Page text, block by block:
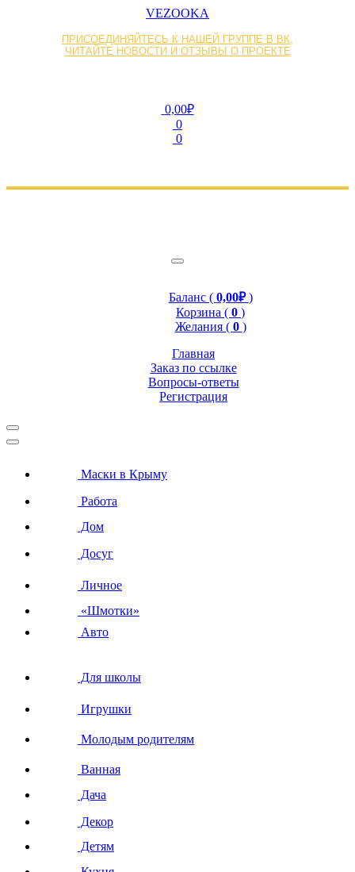
VEZOOKA
ПРИСОЕДИНЯЙТЕСЬ К НАШЕЙ ГРУППЕ В ВК,
ЧИТАЙТЕ НОВОСТИ И ОТЗЫВЫ О ПРОЕКТЕ
0,00₽
0
0
Баланс ( 0,00₽)
Корзина ( 0 )
Желания ( 0 )
Главная
Заказ по ссылке
Вопросы-ответы
Регистрация
Маски в Крыму
Работа
Дом
Досуг
Личное
«Шмотки»
Авто
Для школы
Игрушки
Молодым родителям
Ванная
Дача
Декор
Детям